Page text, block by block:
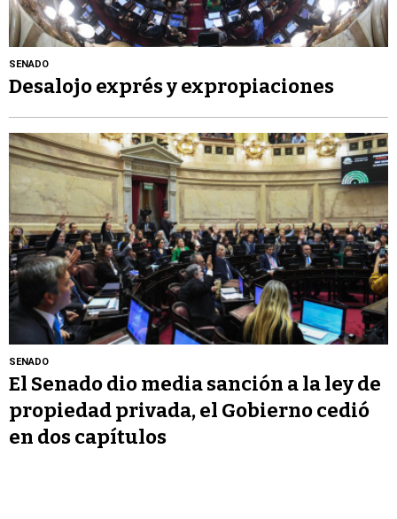
SENADO
Desalojo exprés y expropiaciones
SENADO
El Senado dio media sanción a la ley de
propiedad privada, el Gobierno cedió
en dos capítulos